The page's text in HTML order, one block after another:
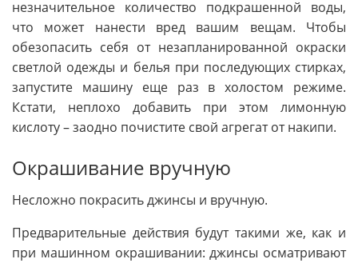
незначительное количество подкрашенной воды,
что может нанести вред вашим вещам. Чтобы
обезопасить себя от незапланированной окраски
светлой одежды и белья при последующих стирках,
запустите машину еще раз в холостом режиме.
Кстати, неплохо добавить при этом лимонную
кислоту – заодно почистите свой агрегат от накипи.
Окрашивание вручную
Несложно покрасить джинсы и вручную.
Предварительные действия будут такими же, как и
при машинном окрашивании: джинсы осматривают